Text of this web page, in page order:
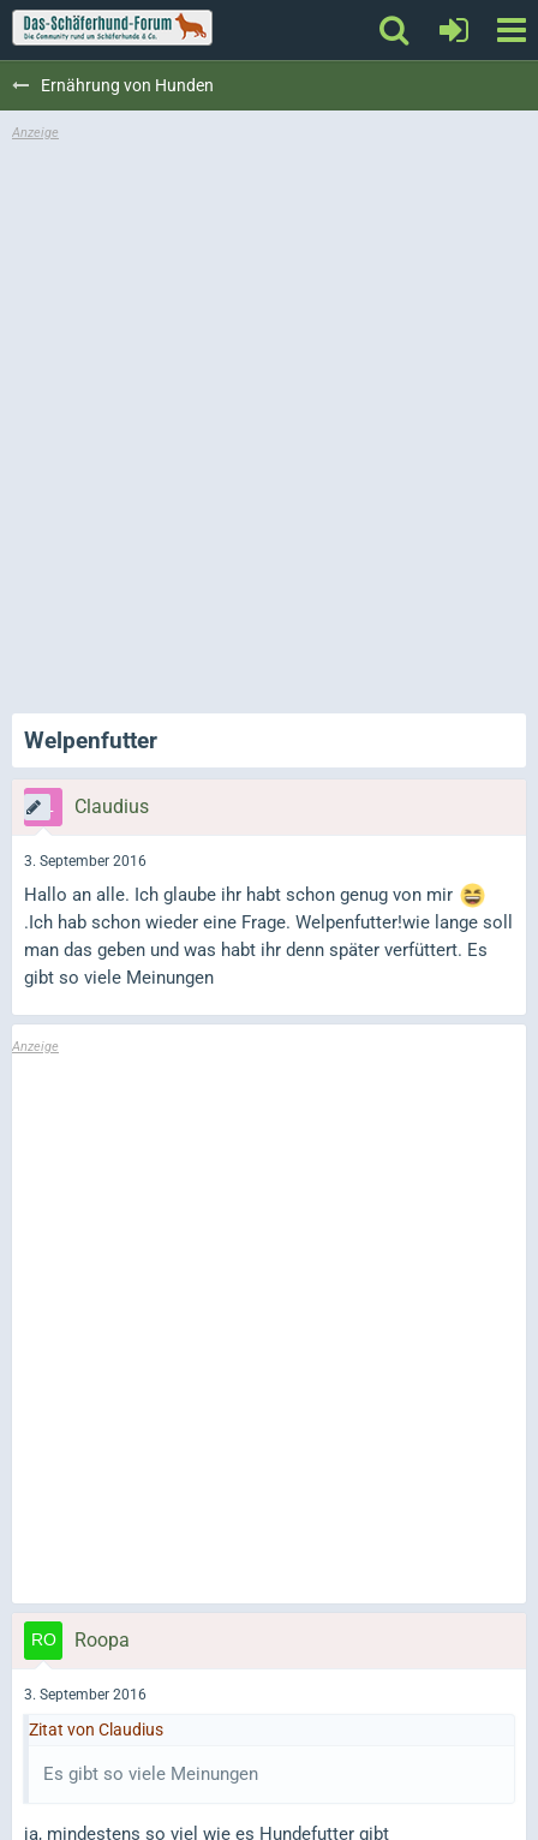
Ernährung von Hunden
Welpenfutter
Claudius
3. September 2016
Hallo an alle. Ich glaube ihr habt schon genug von mir
.Ich hab schon wieder eine Frage. Welpenfutter!wie lange soll
man das geben und was habt ihr denn später verfüttert. Es
gibt so viele Meinungen
Roopa
3. September 2016
Zitat von Claudius
Es gibt so viele Meinungen
ja, mindestens so viel wie es Hundefutter gibt